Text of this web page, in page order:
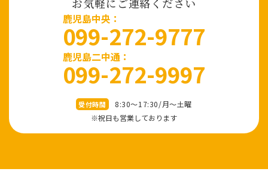
お気軽にご連絡ください
⿅児島中央：
099-272-9777
鹿児島二中通：
099-272-9997
受付時間
8:30～17:30/⽉〜⼟曜
※祝⽇も営業しております